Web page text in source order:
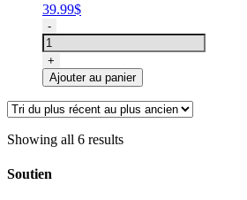
39.99$
quantité
de
Lame
Andis
pour
tondeuse
#10
(1/16''
ou
-
+
Ajouter au panier
Showing all 6 results
Soutien